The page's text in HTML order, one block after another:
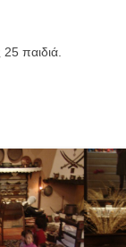
παιδιά.